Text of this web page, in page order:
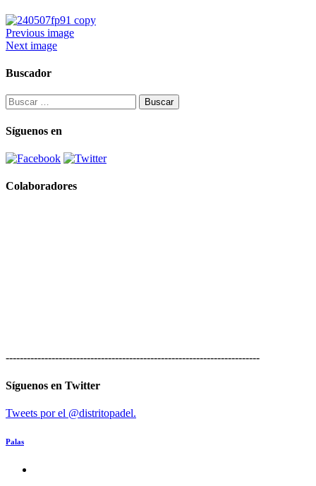
Previous image
Next image
Buscador
Buscar:
Síguenos en
Colaboradores
------------------------------------------------------------------------
Síguenos en Twitter
Tweets por el @distritopadel.
Palas